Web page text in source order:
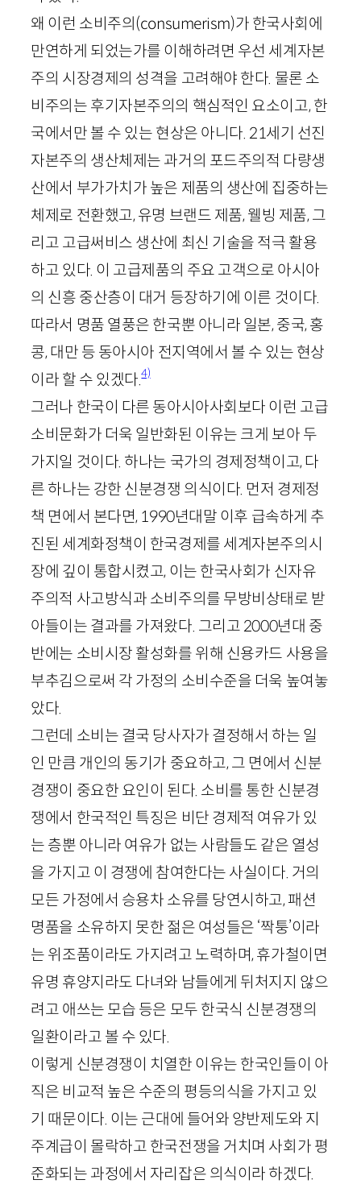
왜 이런 소비주의(consumerism)가 한국사회에
만연하게 되었는가를 이해하려면 우선 세계자본
주의 시장경제의 성격을 고려해야 한다. 물론 소
비주의는 후기자본주의의 핵심적인 요소이고, 한
국에서만 볼 수 있는 현상은 아니다. 21세기 선진
자본주의 생산체제는 과거의 포드주의적 다량생
산에서 부가가치가 높은 제품의 생산에 집중하는
체제로 전환했고, 유명 브랜드 제품, 웰빙 제품, 그
리고 고급써비스 생산에 최신 기술을 적극 활용
하고 있다. 이 고급제품의 주요 고객으로 아시아
의 신흥 중산층이 대거 등장하기에 이른 것이다.
따라서 명품 열풍은 한국뿐 아니라 일본, 중국, 홍
콩, 대만 등 동아시아 전지역에서 볼 수 있는 현상
이라 할 수 있겠다.4)
그러나 한국이 다른 동아시아사회보다 이런 고급
소비문화가 더욱 일반화된 이유는 크게 보아 두
가지일 것이다. 하나는 국가의 경제정책이고, 다
른 하나는 강한 신분경쟁 의식이다. 먼저 경제정
책 면에서 본다면, 1990년대말 이후 급속하게 추
진된 세계화정책이 한국경제를 세계자본주의시
장에 깊이 통합시켰고, 이는 한국사회가 신자유
주의적 사고방식과 소비주의를 무방비상태로 받
아들이는 결과를 가져왔다. 그리고 2000년대 중
반에는 소비시장 활성화를 위해 신용카드 사용을
부추김으로써 각 가정의 소비수준을 더욱 높여놓
았다.
그런데 소비는 결국 당사자가 결정해서 하는 일
인 만큼 개인의 동기가 중요하고, 그 면에서 신분
경쟁이 중요한 요인이 된다. 소비를 통한 신분경
쟁에서 한국적인 특징은 비단 경제적 여유가 있
는 층뿐 아니라 여유가 없는 사람들도 같은 열성
을 가지고 이 경쟁에 참여한다는 사실이다. 거의
모든 가정에서 승용차 소유를 당연시하고, 패션
명품을 소유하지 못한 젊은 여성들은 ‘짝퉁’이라
는 위조품이라도 가지려고 노력하며, 휴가철이면
유명 휴양지라도 다녀와 남들에게 뒤처지지 않으
려고 애쓰는 모습 등은 모두 한국식 신분경쟁의
일환이라고 볼 수 있다.
이렇게 신분경쟁이 치열한 이유는 한국인들이 아
직은 비교적 높은 수준의 평등의식을 가지고 있
기 때문이다. 이는 근대에 들어와 양반제도와 지
주계급이 몰락하고 한국전쟁을 거치며 사회가 평
준화되는 과정에서 자리잡은 의식이라 하겠다.